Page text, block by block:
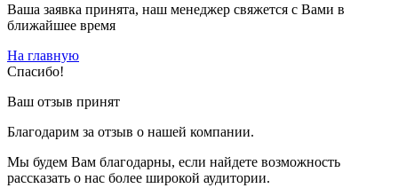
Ваша заявка принята, наш менеджер свяжется с Вами в
ближайшее время
На главную
Спасибо!
Ваш отзыв принят
Благодарим за отзыв о нашей компании.
Мы будем Вам благодарны, если найдете возможность
рассказать о нас более широкой аудитории.